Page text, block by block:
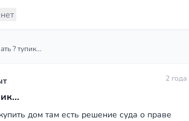
? тупик...
2 года
дом там есть решение суда о праве